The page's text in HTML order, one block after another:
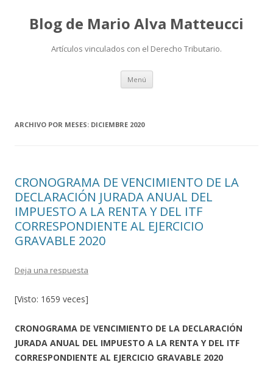
Blog de Mario Alva Matteucci
Artículos vinculados con el Derecho Tributario.
Menú Ir
contenido
ARCHIVO POR MESES: DICIEMBRE 2020
CRONOGRAMA DE VENCIMIENTO DE LA
DECLARACIÓN JURADA ANUAL DEL
IMPUESTO A LA RENTA Y DEL ITF
CORRESPONDIENTE AL EJERCICIO
GRAVABLE 2020
Deja una respuesta
[Visto: 1659 veces]
CRONOGRAMA DE VENCIMIENTO DE LA DECLARACIÓN
JURADA ANUAL DEL IMPUESTO A LA RENTA Y DEL ITF
CORRESPONDIENTE AL EJERCICIO GRAVABLE 2020